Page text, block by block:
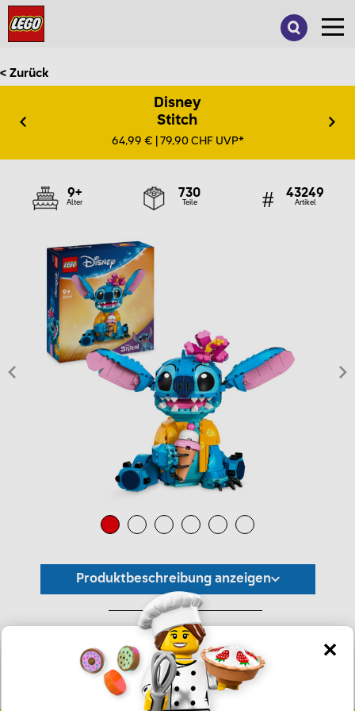
< Zurück
Disney
Stitch
64,99 € | 79,90 CHF UVP*
9+
Alter
730
Teile
43249
Artikel
Produktbeschreibung anzeigen
*Unverbindliche Preisempfehlung -
Die Preisgestaltung liegt im alleinigen Ermessen des Händlers